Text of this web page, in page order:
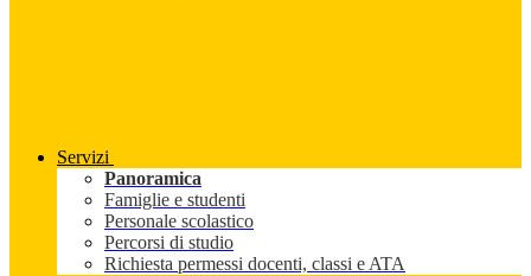
Servizi
Panoramica
Famiglie e studenti
Personale scolastico
Percorsi di studio
Richiesta permessi docenti, classi e ATA